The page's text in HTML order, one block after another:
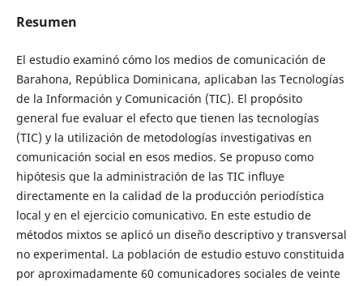
Resumen
El estudio examinó cómo los medios de comunicación de
Barahona, República Dominicana, aplicaban las Tecnologías
de la Información y Comunicación (TIC). El propósito
general fue evaluar el efecto que tienen las tecnologías
(TIC) y la utilización de metodologías investigativas en
comunicación social en esos medios. Se propuso como
hipótesis que la administración de las TIC inﬂuye
directamente en la calidad de la producción periodística
local y en el ejercicio comunicativo. En este estudio de
métodos mixtos se aplicó un diseño descriptivo y transversal
no experimental. La población de estudio estuvo constituida
por aproximadamente 60 comunicadores sociales de veinte